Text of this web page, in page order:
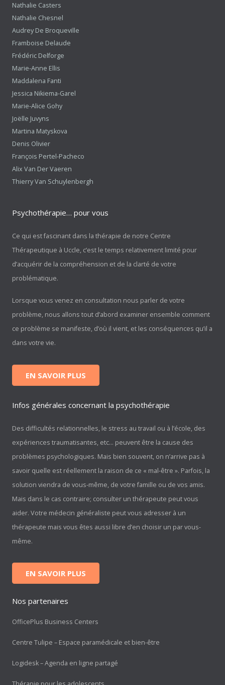
Nathalie Casters
Nathalie Chesnel
Audrey De Broqueville
Framboise Delaude
Frédéric Delforge
Marie-Anne Ellis
Maddalena Fanti
Jessica Nikiema-Garel
Marie-Alice Gohy
Joëlle Juvyns
Martina Matyskova
Denis Olivier
François Pertel-Pacheco
Alix Van Der Vaeren
Thierry Van Schuylenbergh
Psychothérapie… pour vous
Ce qui est fascinant dans la thérapie de notre Centre
Thérapeutique à Uccle, c’est le temps relativement limité pour
d’acquérir de la compréhension et de la clarté de votre
problématique.
Lorsque vous venez en consultation nous parler de votre
problème, nous allons tout d’abord examiner ensemble comment
ce problème se manifeste, d’où il vient, et les conséquences qu’il a
dans votre vie.
EN SAVOIR PLUS
Infos générales concernant la psychothérapie
Des difficultés relationnelles, le stress au travail ou à l’école, des
expériences traumatisantes, etc… peuvent être la cause des
problèmes psychologiques. Mais bien souvent, on n’arrive pas à
savoir quelle est réellement la raison de ce « mal-être ». Parfois, la
solution viendra de vous-même, de votre famille ou de vos amis.
Mais dans le cas contraire; consulter un thérapeute peut vous
aider. Votre médecin généraliste peut vous adresser à un
thérapeute mais vous êtes aussi libre d’en choisir un par vous-
même.
EN SAVOIR PLUS
Nos partenaires
OfficePlus Business Centers
Centre Tulipe – Espace paramédicale et bien-être
Logidesk – Agenda en ligne partagé